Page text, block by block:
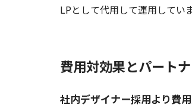
LPとして代用して運用してい
費用対効果とパート
社内デザイナー採用より費